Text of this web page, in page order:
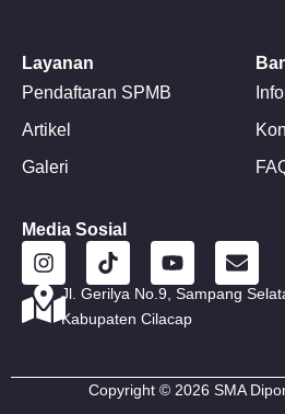
Layanan
Pendaftaran SPMB
Artikel
Galeri
Media Sosial
I
n
s
t
r
T
i
k
t
Y
o
u
t
e
E
n
v
p
e
Jl. Gerilya No.9, Sampang
Kabupaten Cilacap
Copyright © 2026 SMA